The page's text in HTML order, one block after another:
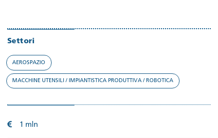
Settori
AEROSPAZIO
MACCHINE UTENSILI / IMPIANTISTICA PRODUTTIVA / ROBOTICA
1 mln